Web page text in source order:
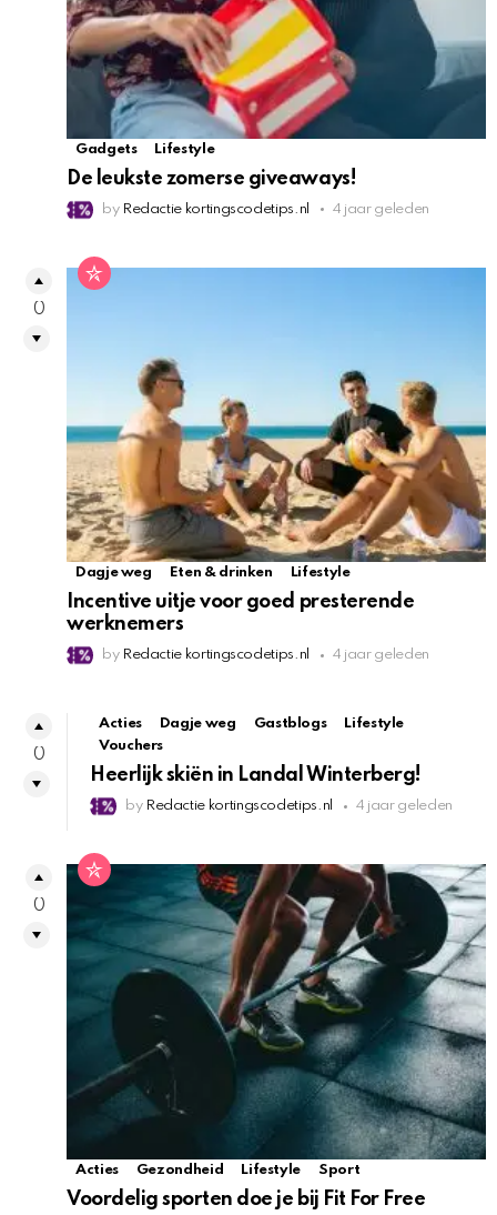
Gadgets Lifestyle
De leukste zomerse giveaways!
by Redactie kortingscodetips.nl 4 jaar geleden
Dagje weg Eten & drinken Lifestyle
Incentive uitje voor goed presterende
werknemers
by Redactie kortingscodetips.nl 4 jaar geleden
0
Acties Dagje weg Gastblogs
Lifestyle
Vouchers
Heerlijk skiën in Landal Winterberg!
by Redactie kortingscodetips.nl 4 jaar geleden
0
Acties Gezondheid Lifestyle Sport
Voordelig sporten doe je bij Fit For Free
0